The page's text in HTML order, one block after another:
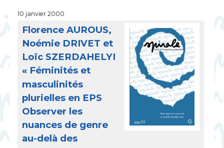
10 janvier 2000
FlorenceAUROUS,
Noémie DRIVET et
Loïc SZERDAHELYI
« Féminités et
masculinités
plurielles en EPS
Observer les
nuances de genre
au-delà des